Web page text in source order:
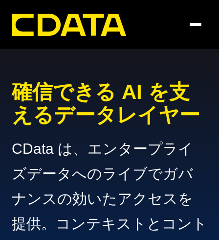
確信できる AI を支
えるデータレイヤー
CData は、エンタープライ
ズデータへのライブでガバ
ナンスの効いたアクセスを
提供。コンテキストとコント